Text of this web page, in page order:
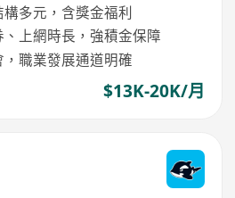
多元，含獎金福利
上網時長，強積金保障
職業發展通道明確
$13K-20K/月